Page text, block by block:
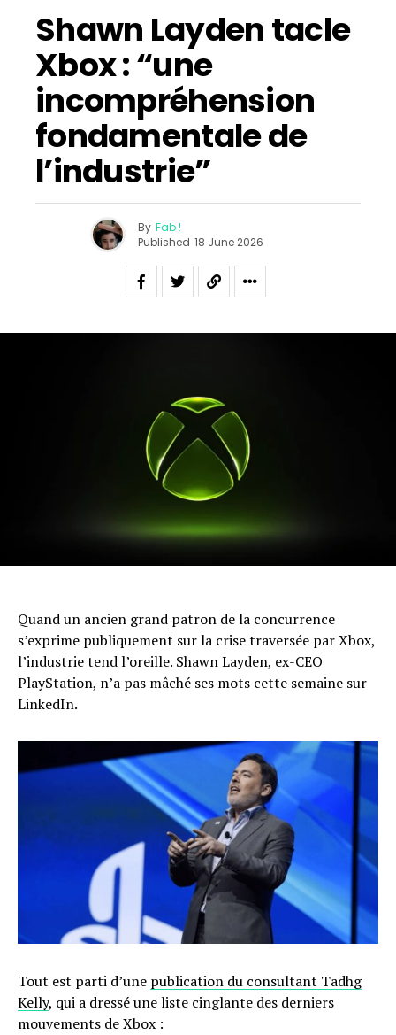
Shawn Layden tacle
Xbox : “une
incompréhension
fondamentale de
l’industrie”
By Fab !
Published 18 June 2026
Quand un ancien grand patron de la concurrence
s’exprime publiquement sur la crise traversée par Xbox,
l’industrie tend l’oreille. Shawn Layden, ex-CEO
PlayStation, n’a pas mâché ses mots cette semaine sur
LinkedIn.
Tout est parti d’une publication du consultant Tadhg
Kelly, qui a dressé une liste cinglante des derniers
mouvements de Xbox :